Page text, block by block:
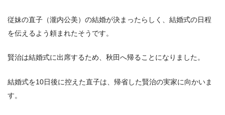
従妹の直子（瀧内公美）の結婚が決まったらしく、結婚式の日程
を伝えるよう頼まれたそうです。
賢治は結婚式に出席するため、秋田へ帰ることになりました。
結婚式を10日後に控えた直子は、帰省した賢治の実家に向かいま
す。